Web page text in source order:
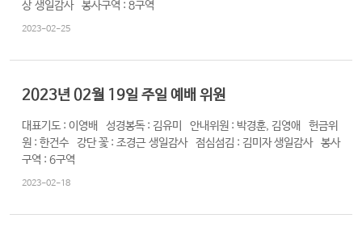
티
새
상 생일감사 봉사구역 : 8구역
2023-02-25
2023년 02월 19일 주일 예배 위원
대표기도 : 이영배 성경봉독 : 김유미 안내위원 : 박경훈, 김영애 헌금위
원 : 한건수 강단 꽃 : 조경근 생일감사 점심섬김 : 김미자 생일감사 봉사
구역 : 6구역
2023-02-18